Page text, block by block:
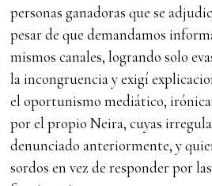
personas ganadoras que se
pesar de que demandamos
mismos canales, logrando solo
la incongruencia y exigí
el oportunismo mediático,
por el propio Neira, cuyas
denunciado anteriormente, y
sordos en vez de responder por